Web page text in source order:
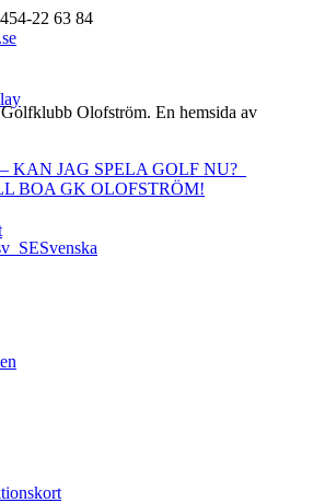
22 63 84
Olofström. En hemsida av
KAN JAG SPELA GOLF NU?
BOA GK OLOFSTRÖM!
Svenska